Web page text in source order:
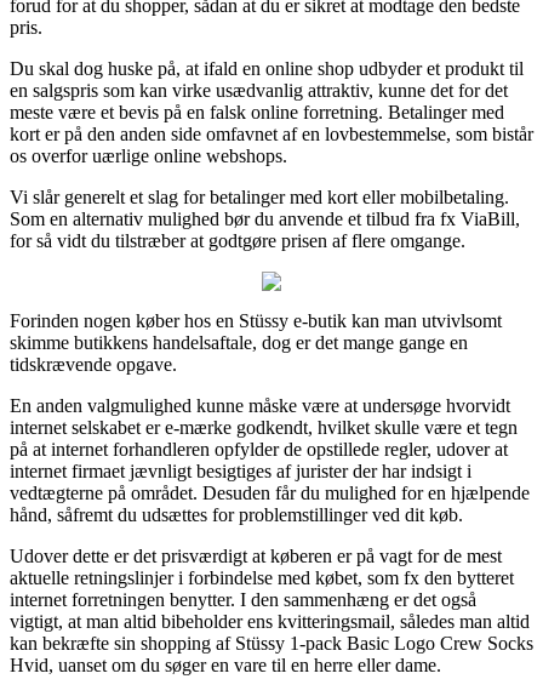
forud for at du shopper, sådan at du er sikret at modtage den bedste
pris.
Du skal dog huske på, at ifald en online shop udbyder et produkt til
en salgspris som kan virke usædvanlig attraktiv, kunne det for det
meste være et bevis på en falsk online forretning. Betalinger med
kort er på den anden side omfavnet af en lovbestemmelse, som bistår
os overfor uærlige online webshops.
Vi slår generelt et slag for betalinger med kort eller mobilbetaling.
Som en alternativ mulighed bør du anvende et tilbud fra fx ViaBill,
for så vidt du tilstræber at godtgøre prisen af flere omgange.
Forinden nogen køber hos en Stüssy e-butik kan man utvivlsomt
skimme butikkens handelsaftale, dog er det mange gange en
tidskrævende opgave.
En anden valgmulighed kunne måske være at undersøge hvorvidt
internet selskabet er e-mærke godkendt, hvilket skulle være et tegn
på at internet forhandleren opfylder de opstillede regler, udover at
internet firmaet jævnligt besigtiges af jurister der har indsigt i
vedtægterne på området. Desuden får du mulighed for en hjælpende
hånd, såfremt du udsættes for problemstillinger ved dit køb.
Udover dette er det prisværdigt at køberen er på vagt for de mest
aktuelle retningslinjer i forbindelse med købet, som fx den bytteret
internet forretningen benytter. I den sammenhæng er det også
vigtigt, at man altid bibeholder ens kvitteringsmail, således man altid
kan bekræfte sin shopping af Stüssy 1-pack Basic Logo Crew Socks
Hvid, uanset om du søger en vare til en herre eller dame.